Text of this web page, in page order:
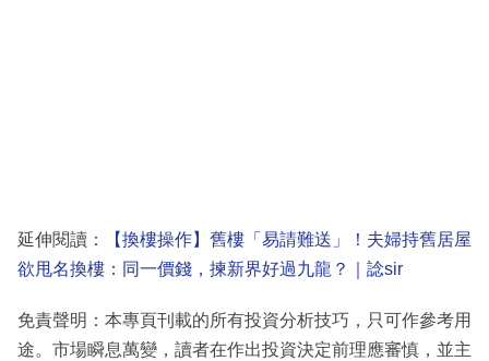
延伸閱讀：
【換樓操作】舊樓「易請難送」！夫婦持舊居屋
欲甩名換樓：同一價錢，揀新界好過九龍？｜諗sir
免責聲明：本專頁刊載的所有投資分析技巧，只可作參考用
途。市場瞬息萬變，讀者在作出投資決定前理應審慎，並主